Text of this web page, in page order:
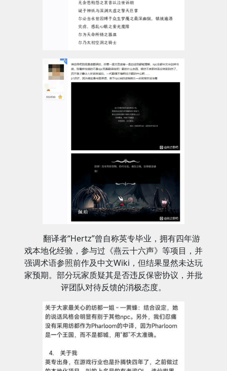
翻译者“Hertz”曾自称英专毕业，拥有四年游
戏本地化经验，参与过《燕云十六声》等项目，并
强调术语参照前作及中文Wiki，但结果显然未达玩
家预期。部分玩家质疑其是否违反保密协议，并批
评团队对待反馈的消极态度。